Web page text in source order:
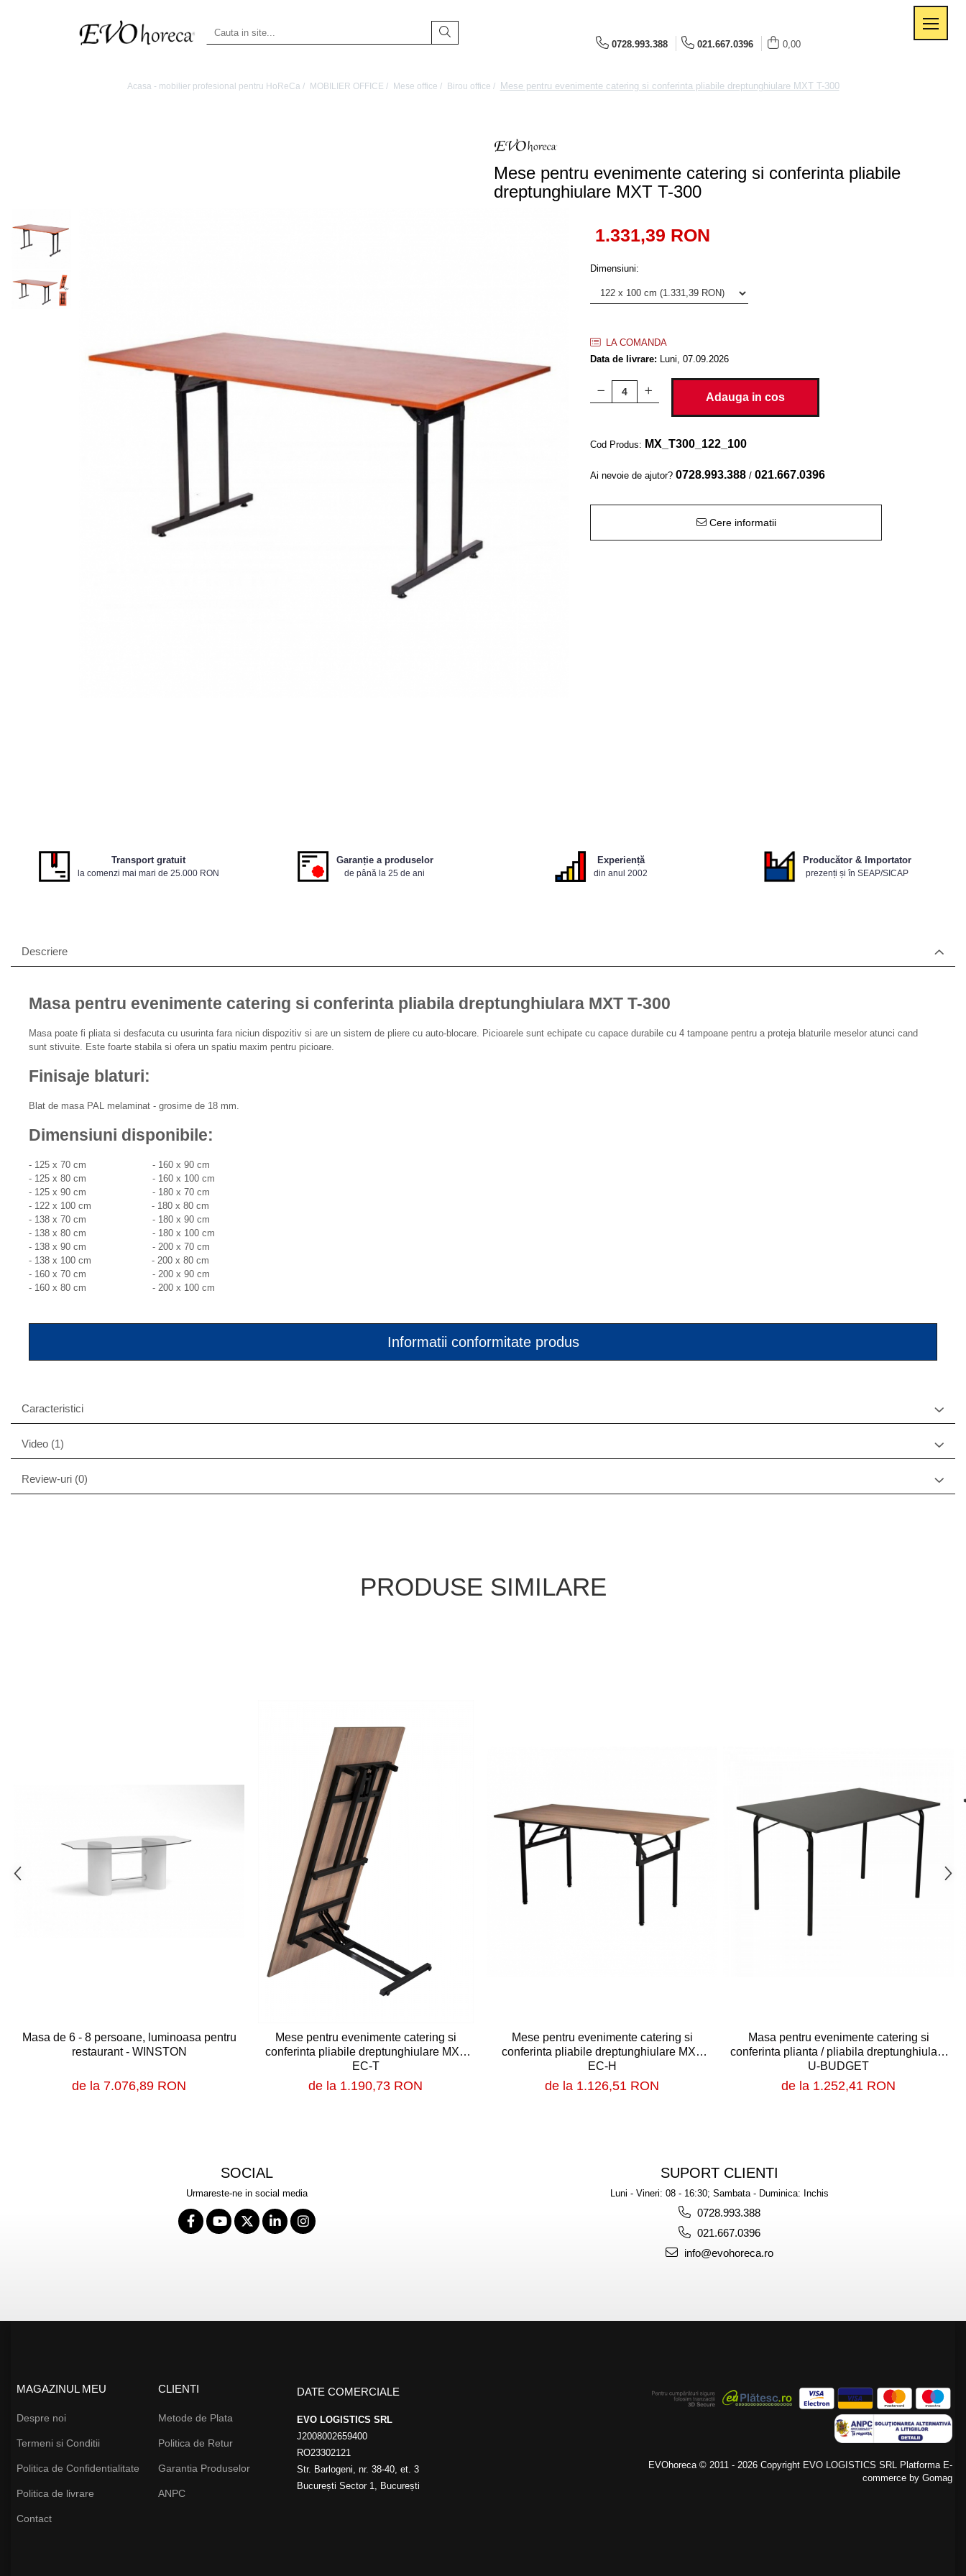
0728.993.388 021.667.0396 0,00
Acasa - mobilier profesional pentru HoReCa / MOBILIER OFFICE / Mese office / Birou office / Mese pentru evenimente catering si conferinta pliabile dreptunghiulare MXT T-300
Mese pentru evenimente catering si conferinta pliabile
dreptunghiulare MXT T-300
1.331,39 RON
Dimensiuni:
LA COMANDA
Data de livrare: Luni,07.09.2026
Adauga in cos
Cod Produs: MX_T300_122_100
Ai nevoie de ajutor? 0728.993.388 /021.667.0396
Cere informatii
Transport gratuit
la comenzi mai mari de 25.000 RON
Garanție a produselor
de până la 25 de ani
Experiență
din anul 2002
Producător & Importator
prezenți și în SEAP/SICAP
Descriere
Masa pentru evenimente catering si conferinta pliabila dreptunghiulara MXT T-300
Masa poate fi pliata si desfacuta cu usurinta fara niciun dispozitiv si are un sistem de pliere cu auto-blocare. Picioarele sunt echipate cu capace durabile cu 4 tampoane pentru a proteja blaturile meselor atunci cand
sunt stivuite. Este foarte stabila si ofera un spatiu maxim pentru picioare.
Finisaje blaturi:
Blat de masa PAL melaminat - grosime de 18 mm.
Dimensiuni disponibile:
- 125 x 70 cm - 160 x 90 cm
- 125 x 80 cm - 160 x 100 cm
- 125 x 90 cm - 180 x 70 cm
- 122 x 100 cm - 180 x 80 cm
- 138 x 70 cm - 180 x 90 cm
- 138 x 80 cm - 180 x 100 cm
- 138 x 90 cm - 200 x 70 cm
- 138 x 100 cm - 200 x 80 cm
- 160 x 70 cm - 200 x 90 cm
- 160 x 80 cm - 200 x 100 cm
Informatii conformitate produs
Caracteristici
Video (1)
Review-uri (0)
PRODUSE SIMILARE
Masa de 6 - 8 persoane, luminoasa pentru
restaurant - WINSTON
de la 7.076,89 RON
Mese pentru evenimente catering si
conferinta pliabile dreptunghiulare MXT
EC-T
de la 1.190,73 RON
Mese pentru evenimente catering si
conferinta pliabile dreptunghiulare MXT
EC-H
de la 1.126,51 RON
Masa pentru evenimente catering si
conferinta plianta / pliabila dreptunghiulare
U-BUDGET
de la 1.252,41 RON
SOCIAL
Urmareste-ne in social media
SUPORT CLIENTI
Luni - Vineri: 08 - 16:30; Sambata - Duminica: Inchis
0728.993.388
021.667.0396
info@evohoreca.ro
MAGAZINUL MEU
Despre noi
Termeni si Conditii
Politica de Confidentialitate
Politica de livrare
Contact
CLIENTI
Metode de Plata
Politica de Retur
Garantia Produselor
ANPC
DATE COMERCIALE
EVO LOGISTICS SRL
J2008002659400
RO23302121
Str. Barlogeni, nr. 38-40, et. 3
București Sector 1, București
EVOhoreca © 2011 - 2026 Copyright EVO LOGISTICS SRL Platforma E-
commerce by Gomag